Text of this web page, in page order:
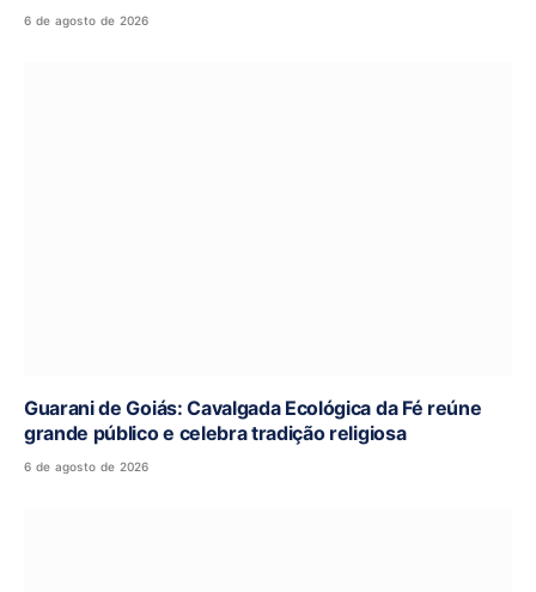
6 de agosto de 2026
Guarani de Goiás: Cavalgada Ecológica da Fé reúne
grande público e celebra tradição religiosa
6 de agosto de 2026